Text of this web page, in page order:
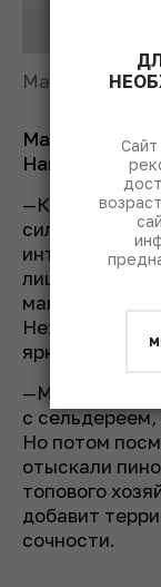
Максим
Максим
Harvest.
—Кроме
сильванера с
интересных
лишь
максимально
Нежные по
ярким вином,
—Мы долго не
с
Но потом
отыскали
топового
добавит
сочности.